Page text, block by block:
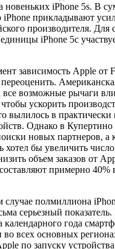
новеньких iPhone 5s. В
iPhone прикладывают
производителя. Для
iPhone 5c
зависимость Apple от
все возможные рычаги
ускорить
вылилось в
Однако в
новых партнеров, а
хотел бы увеличить
объем заказов от
примерно 40%
полмиллиона
серьезный
календарного года
во всех основных
по запуску